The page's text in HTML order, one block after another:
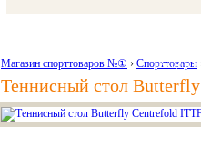
Акции и
Магазин спорттоваров №① › Спорттовары
Теннисный стол